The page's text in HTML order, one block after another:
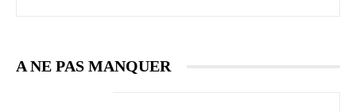
A NE PAS MANQUER